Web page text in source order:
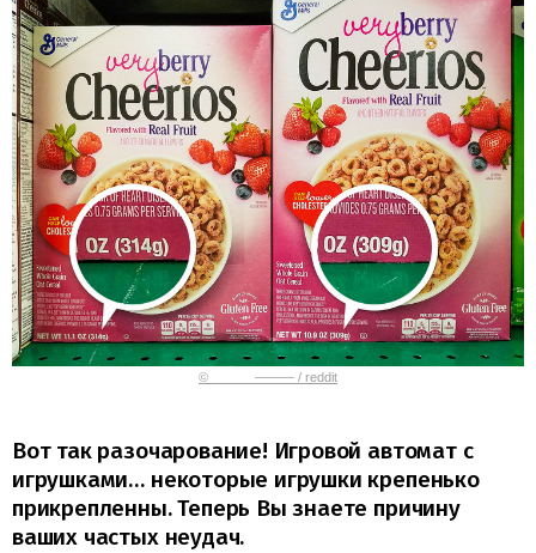
© ______——— / reddit
Вот так разочарование! Игровой автомат с
игрушками… некоторые игрушки крепенько
прикрепленны. Теперь Вы знаете причину
ваших частых неудач.